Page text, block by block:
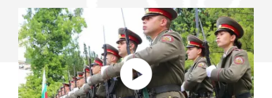
RALLY
UND
LOGITECH MEETUP